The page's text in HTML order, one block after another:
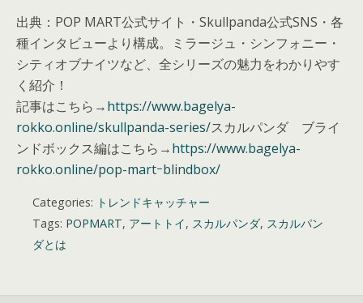
出典：POP MART公式サイト・Skullpanda公式SNS・各
種インタビューより構成。ミラージュ・シンフォニー・
シティオブナイツなど、全シリーズの魅力をわかりやす
く紹介！
記事はこちら→https://www.bagelya-
rokko.online/skullpanda-series/スカルパンダ ブライ
ンドボックス編はこちら→https://www.bagelya-
rokko.online/pop-martｰblindbox/
Categories: トレンドキャッチャー
Tags: POPMART, アートトイ, スカルパンダ, スカルパン
ダとは